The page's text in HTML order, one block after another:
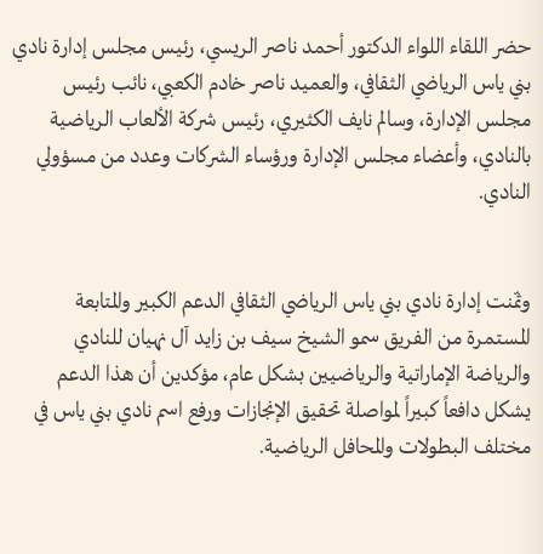
حضر اللقاء اللواء الدكتور أحمد ناصر الريسي، رئيس مجلس إدارة نادي
بني ياس الرياضي الثقافي، والعميد ناصر خادم الكعبي، نائب رئيس
مجلس الإدارة، وسالم نايف الكثيري، رئيس شركة الألعاب الرياضية
بالنادي، وأعضاء مجلس الإدارة ورؤساء الشركات وعدد من مسؤولي
النادي.
وثمّنت إدارة نادي بني ياس الرياضي الثقافي الدعم الكبير والمتابعة
المستمرة من الفريق سمو الشيخ سيف بن زايد آل نهيان للنادي
والرياضة الإماراتية والرياضيين بشكل عام، مؤكدين أن هذا الدعم
يشكل دافعاً كبيراً لمواصلة تحقيق الإنجازات ورفع اسم نادي بني ياس في
مختلف البطولات والمحافل الرياضية.